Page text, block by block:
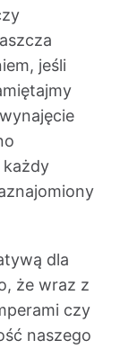
jeśli
każdy
dla
że wraz z
czy
naszego